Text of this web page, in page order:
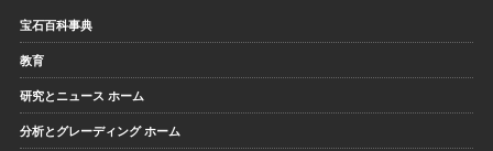
宝石百科事典
教育
研究とニュース ホーム
分析とグレーディング ホーム